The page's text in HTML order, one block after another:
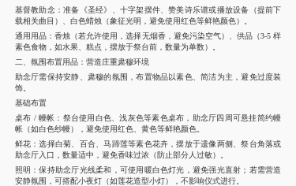
基督教助念：准备《圣经》、十字架摆件、赞美诗乐谱或播放设备（提前下
载相关曲目）、白色蜡烛（象征光明，避免使用红色等鲜艳颜色）。
通用用品：香烛（若允许使用，选择无烟香，避免污染空气）、供品（3-5 样
素色食物，如水果、糕点，摆放于祭台前，数量为单数）。
二、氛围布置用品：营造庄重肃穆环境
助念厅需保持安静、肃穆的氛围，布置物品以素色、简洁为主，避免过度装
饰。
基础布置
桌布 / 幔帐：祭台使用白色、浅灰色等素色桌布，助念厅四周可悬挂简约幔
帐（如白色纱幔），避免使用红色、黄色等鲜艳颜色。
鲜花：选择白菊、百合、马蹄莲等素色花卉，摆放于遗像两侧、祭台角落或
助念厅入口，数量适中，避免香味过浓（防止部分人过敏）。
照明：保持助念厅光线柔和，可使用暖白色灯光，避免强光直射；若需营造
安静氛围，可搭配小夜灯（如莲花造型小灯），不影响仪式进行。